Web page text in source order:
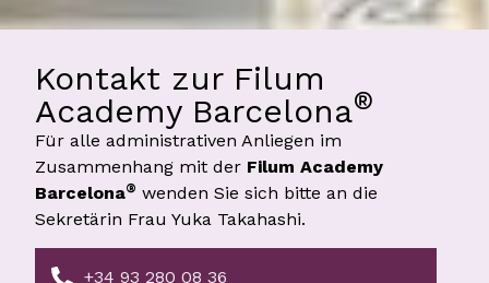
Kontakt zur Filum
Academy Barcelona®
Für alle administrativen Anliegen im
Zusammenhang mit der Filum Academy
Barcelona® wenden Sie sich bitte an die
Sekretärin Frau Yuka Takahashi.
+34 93 280 08 36